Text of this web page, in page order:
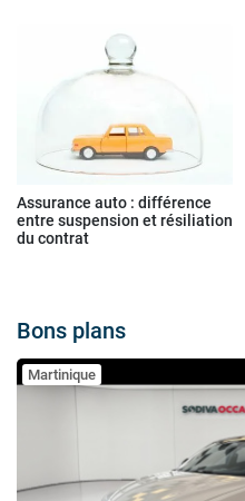
Assurance auto : différence
entre suspension et résiliation
du contrat
Bons plans
Martinique